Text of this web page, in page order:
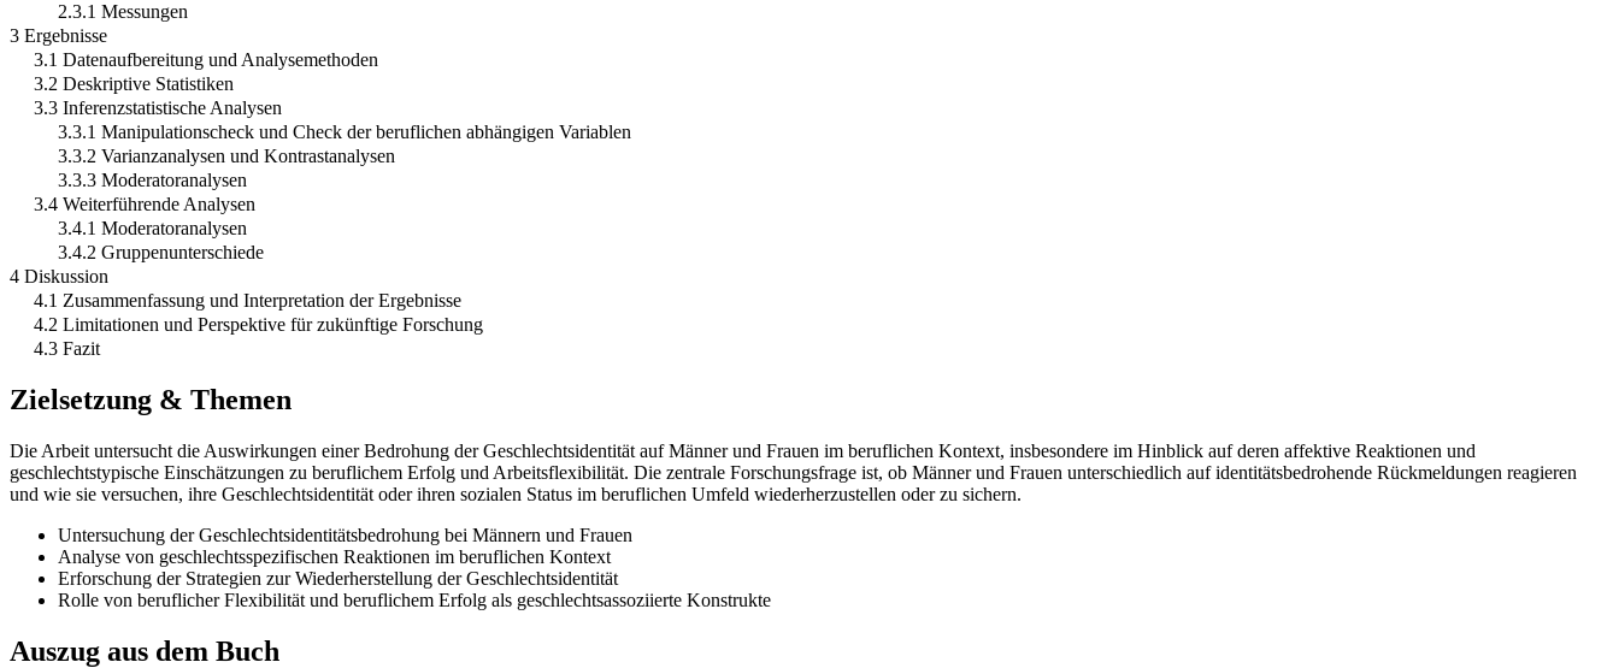
2.3.1 Messungen
3 Ergebnisse
3.1 Datenaufbereitung und Analysemethoden
3.2 Deskriptive Statistiken
3.3 Inferenzstatistische Analysen
3.3.1 Manipulationscheck und Check der beruflichen abhängigen Variablen
3.3.2 Varianzanalysen und Kontrastanalysen
3.3.3 Moderatoranalysen
3.4 Weiterführende Analysen
3.4.1 Moderatoranalysen
3.4.2 Gruppenunterschiede
4 Diskussion
4.1 Zusammenfassung und Interpretation der Ergebnisse
4.2 Limitationen und Perspektive für zukünftige Forschung
4.3 Fazit
Zielsetzung & Themen
Die Arbeit untersucht die Auswirkungen einer Bedrohung der Geschlechtsidentität auf Männer und Frauen im beruflichen Kontext, insbesondere im Hinblick auf deren affektive Reaktionen und
geschlechtstypische Einschätzungen zu beruflichem Erfolg und Arbeitsflexibilität. Die zentrale Forschungsfrage ist, ob Männer und Frauen unterschiedlich auf identitätsbedrohende Rückmeldungen reagieren
und wie sie versuchen, ihre Geschlechtsidentität oder ihren sozialen Status im beruflichen Umfeld wiederherzustellen oder zu sichern.
Untersuchung der Geschlechtsidentitätsbedrohung bei Männern und Frauen
Analyse von geschlechtsspezifischen Reaktionen im beruflichen Kontext
Erforschung der Strategien zur Wiederherstellung der Geschlechtsidentität
Rolle von beruflicher Flexibilität und beruflichem Erfolg als geschlechtsassoziierte Konstrukte
Auszug aus dem Buch